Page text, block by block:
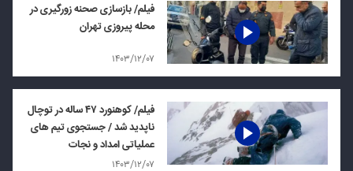
فیلم/ بازسازی صحنه زورگیری در
محله پیروزی تهران
۱۴۰۳/۱۲/۰۷
فیلم/ کوهنورد ۴۷ ساله در توچال
ناپدید شد / جستجوى تيم هاى
عملياتى امداد و نجات
۱۴۰۳/۱۲/۰۷